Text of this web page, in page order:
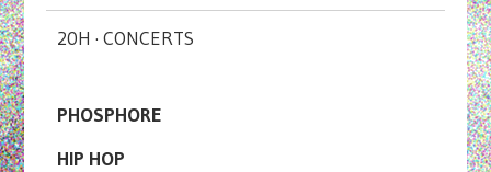
20H · CONCERTS
PHOSPHORE
HIP HOP